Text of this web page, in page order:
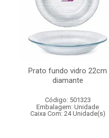
Prato fundo vidro 22cm
diamante
Código: 501323
Embalagem: Unidade
Caixa Com: 24 Unidade(s)